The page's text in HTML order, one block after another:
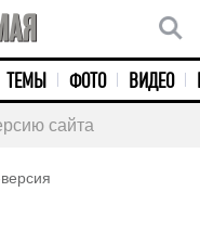
ТЕМЫ ФОТО ВИДЕО
сайта